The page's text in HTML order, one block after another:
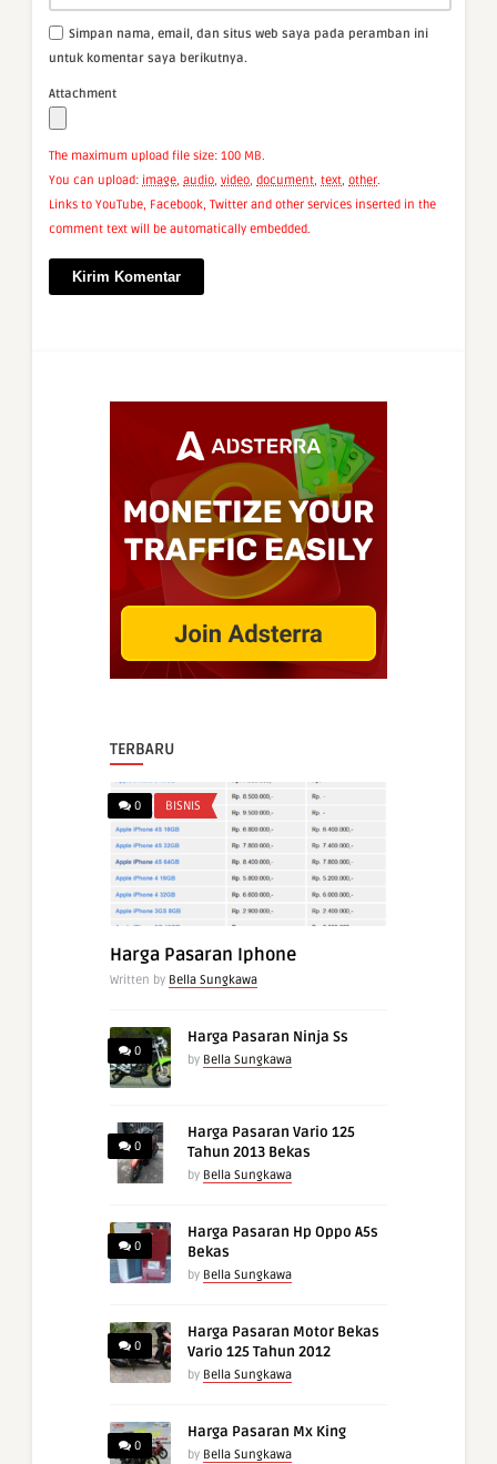
Simpan nama, email, dan situs web saya pada peramban ini
untuk komentar saya berikutnya.
Attachment
The maximum upload file size: 100 MB.
You can upload: image, audio, video, document, text, other.
Links to YouTube, Facebook, Twitter and other services inserted in the
comment text will be automatically embedded.
TERBARU
0 BISNIS
Harga Pasaran Iphone
Written by Bella Sungkawa
0
Harga Pasaran Ninja Ss
by Bella Sungkawa
0
Harga Pasaran Vario 125
Tahun 2013 Bekas
by Bella Sungkawa
0
Harga Pasaran Hp Oppo A5s
Bekas
by Bella Sungkawa
0
Harga Pasaran Motor Bekas
Vario 125 Tahun 2012
by Bella Sungkawa
0
Harga Pasaran Mx King
by Bella Sungkawa